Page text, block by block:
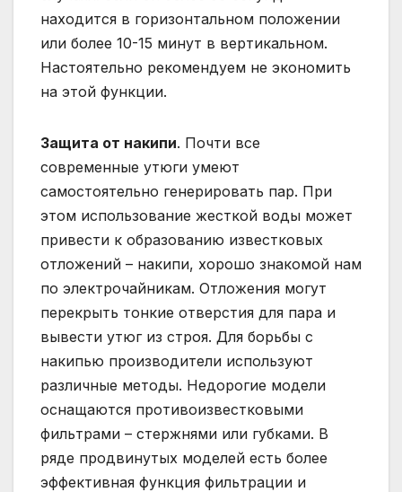
находится в горизонтальном положении
или более 10-15 минут в вертикальном.
Настоятельно рекомендуем не экономить
на этой функции.
Защита от накипи. Почти все
современные утюги умеют
самостоятельно генерировать пар. При
этом использование жесткой воды может
привести к образованию известковых
отложений – накипи, хорошо знакомой нам
по электрочайникам. Отложения могут
перекрыть тонкие отверстия для пара и
вывести утюг из строя. Для борьбы с
накипью производители используют
различные методы. Недорогие модели
оснащаются противоизвестковыми
фильтрами – стержнями или губками. В
ряде продвинутых моделей есть более
эффективная функция фильтрации и